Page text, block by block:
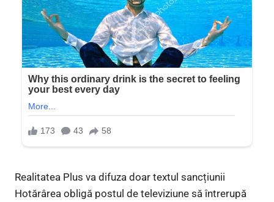
Realitatea Plus va difuza doar textul sancțiunii
Hotărârea obligă postul de televiziune să întrerupă